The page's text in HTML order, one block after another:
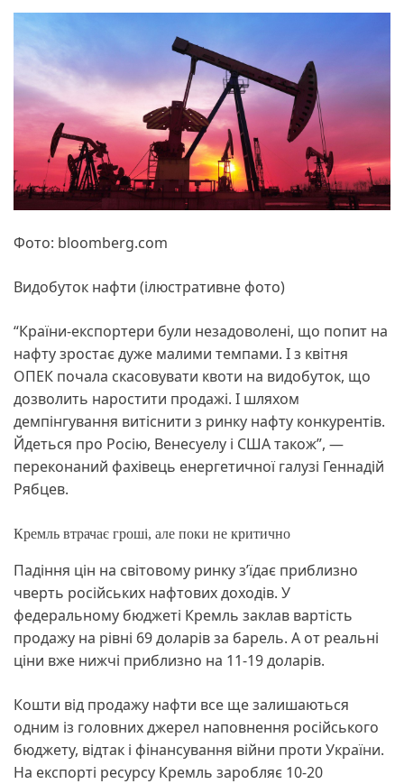
Фото: bloomberg.com
Видобуток нафти (ілюстративне фото)
“Країни-експортери були незадоволені, що попит на
нафту зростає дуже малими темпами. І з квітня
ОПЕК почала скасовувати квоти на видобуток, що
дозволить наростити продажі. І шляхом
демпінгування витіснити з ринку нафту конкурентів.
Йдеться про Росію, Венесуелу і США також”, —
переконаний фахівець енергетичної галузі Геннадій
Рябцев.
Кремль втрачає гроші, але поки не критично
Падіння цін на світовому ринку з’їдає приблизно
чверть російських нафтових доходів. У
федеральному бюджеті Кремль заклав вартість
продажу на рівні 69 доларів за барель. А от реальні
ціни вже нижчі приблизно на 11-19 доларів.
Кошти від продажу нафти все ще залишаються
одним із головних джерел наповнення російського
бюджету, відтак і фінансування війни проти України.
На експорті ресурсу Кремль заробляє 10-20